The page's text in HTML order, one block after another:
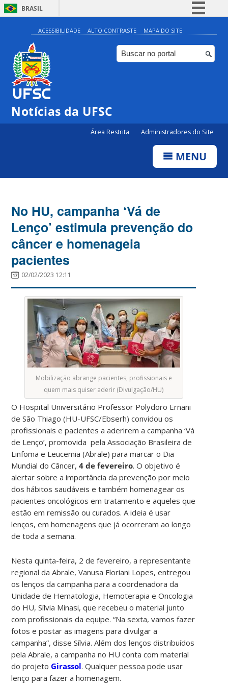
BRASIL
Simplifique!
Comunica BR
Participe
ACESSIBILIDADE ALTO CONTRASTE MAPA DO SITE
Notícias da UFSC
Área Restrita Administradores do Site
MENU
No HU, campanha ‘Vá de
Lenço’ estimula prevenção do
câncer e homenageia
pacientes
02/02/2023 12:11
Mobilização abrange pacientes, profissionais e
quem mais quiser aderir (Divulgação/HU)
O Hospital Universitário Professor Polydoro Ernani
de São Thiago (HU-UFSC/Ebserh) convidou os
profissionais e pacientes a aderirem a campanha ‘Vá
de Lenço’, promovida pela Associação Brasileira de
Linfoma e Leucemia (Abrale) para marcar o Dia
Mundial do Câncer,4 de fevereiro. O objetivo é
alertar sobre a importância da prevenção por meio
dos hábitos saudáveis e também homenagear os
pacientes oncológicos em tratamento e aqueles que
estão em remissão ou curados. A ideia é usar
lenços, em homenagens que já ocorreram ao longo
de toda a semana.
Nesta quinta-feira, 2 de fevereiro, a representante
regional da Abrale, Vanusa Floriani Lopes, entregou
os lenços da campanha para a coordenadora da
Unidade de Hematologia, Hemoterapia e Oncologia
do HU, Sílvia Minasi, que recebeu o material junto
com profissionais da equipe. “Na sexta, vamos fazer
fotos e postar as imagens para divulgar a
campanha”, disse Sílvia. Além dos lenços distribuídos
pela Abrale, a campanha no HU conta com material
do projetoGirassol. Qualquer pessoa pode usar
lenço para fazer a homenagem.